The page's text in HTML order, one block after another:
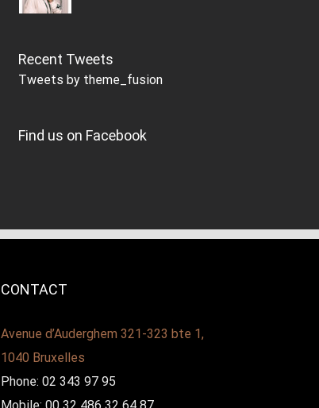
Recent Tweets
Tweets by theme_fusion
Find us on Facebook
CONTACT
Avenue d’Auderghem 321-323 bte 1,
1040 Bruxelles
Phone: 02 343 97 95